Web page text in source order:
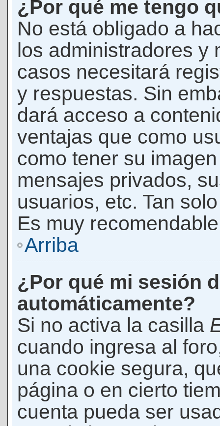
¿Por qué me tengo
No está obligado a
los administradores y
casos necesitará
y respuestas. Sin
dará acceso a
ventajas que como
como tener su
mensajes privados,
usuarios, etc. Tan
Es muy
Arriba
¿Por qué mi sesión
automáticamente?
Si no activa la casilla
cuando ingresa al
una cookie segura,
página o en cierto
cuenta pueda ser